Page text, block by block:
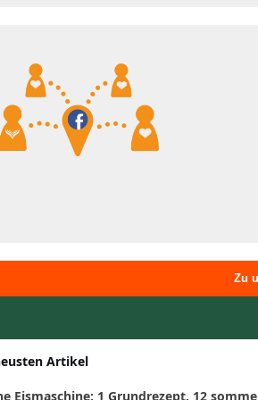
Zu
Artikel
Eismaschine: 1 Grundrezept, 12